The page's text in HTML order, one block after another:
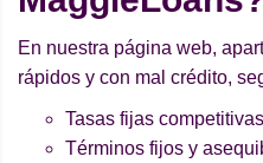
En nuestra página web,
rápidos y con mal crédito,
Tasas fijas
Términos fijos y